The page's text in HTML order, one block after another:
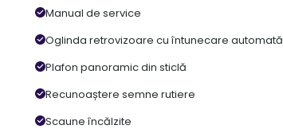
Manual de service
Oglinda retrovizoare cu întunecare automată
Plafon panoramic din sticlă
Recunoaștere semne rutiere
Scaune încălzite